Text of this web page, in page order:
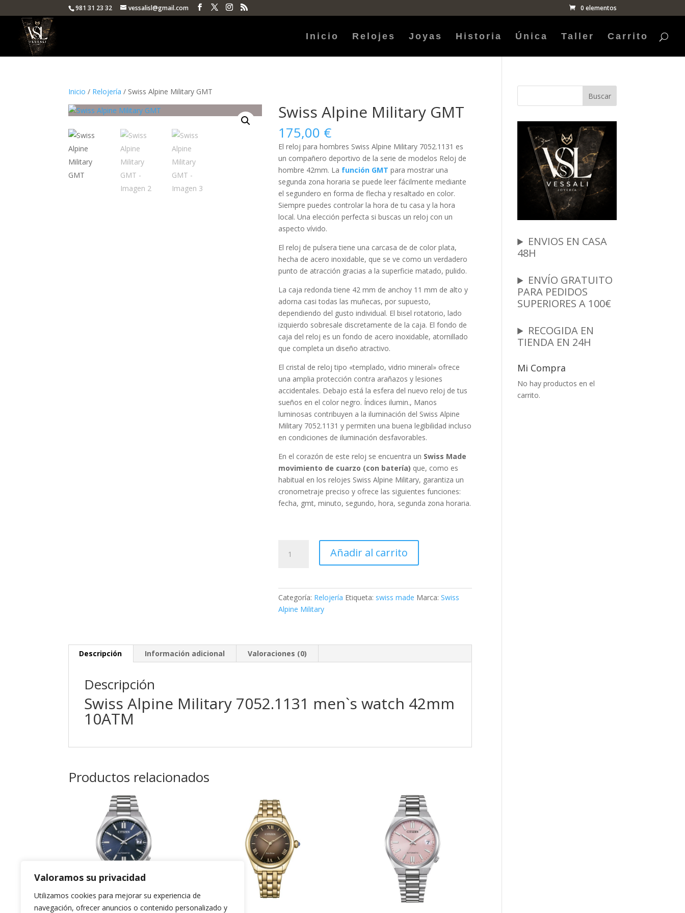
Valoramos su privacidad
Utilizamos cookies para mejorar su experiencia de
navegación, ofrecer anuncios o contenido personalizado y
981 31 23 32 vessalisl@gmail.com 0 elementos
Inicio Relojes Joyas Historia Única Taller Carrito
Inicio / Relojería / Swiss Alpine Military GMT
Swiss Alpine Military GMT
175,00 €
El reloj parahombres Swiss Alpine Military 7052.1131 es
un compañero deportivo de la serie de modelos Reloj de
hombre 42mm. La función GMT para mostrar una
segunda zona horaria se puede leer fácilmente mediante
el segundero en forma de flecha y resaltado en color.
Siempre puedes controlar la hora de tu casa y la hora
local. Una elección perfecta si buscas un reloj con un
aspecto vívido.
El reloj de pulsera tiene una carcasa de de color plata,
hecha de acero inoxidable, que se ve como un verdadero
punto de atracción gracias a la superficiematado, pulido.
La cajaredonda tiene 42 mm de anchoy 11 mm de alto y
adorna casi todas las muñecas, por supuesto,
dependiendo del gusto individual. El biselrotatorio, lado
izquierdo sobresale discretamente de la caja. El fondo de
caja del reloj es un fondo de acero inoxidable, atornillado
que completa un diseño atractivo.
El cristal de reloj tipo «templado, vidrio mineral» ofrece
una amplia protección contra arañazos y lesiones
accidentales. Debajo está la esfera del nuevo reloj de tus
sueños en el colornegro. Índices ilumin., Manos
luminosas contribuyen a la iluminación del Swiss Alpine
Military 7052.1131 y permiten una buena legibilidad incluso
en condiciones de iluminación desfavorables.
En el corazón de este reloj se encuentra un Swiss Made
movimiento de cuarzo (con batería) que, como es
habitual en los relojes Swiss Alpine Military, garantiza un
cronometraje preciso y ofrece las siguientes funciones:
fecha, gmt, minuto, segundo, hora, segunda zona horaria.
Alpine
cantidad
Añadir al carrito
Categoría: Relojería Etiqueta: swiss made Marca:Swiss
Alpine Military
Descripción Información adicional Valoraciones (0)
Descripción
Swiss Alpine Military 7052.1131 men`s watch 42mm
10ATM
Productos relacionados
Buscar
ENVIOS EN CASA
48H
ENVÍO GRATUITO
PARA PEDIDOS
SUPERIORES A 100€
RECOGIDA EN
TIENDA EN 24H
Mi Compra
No hay productos en el
carrito.